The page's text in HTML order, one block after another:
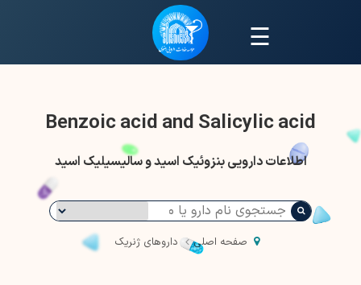
☰
Benzoic acid and Salicylic acid
اطلاعات دارویی بنزوئیک اسید و سالیسیلیک اسید
صفحه اصلی داروهای ژنریک